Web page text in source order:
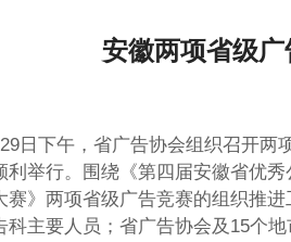
安徽两项省级
日下午，省广告协会组织召开两
利举行。围绕《第四届安徽省优
赛》两项省级广告竞赛的组织推
科主要人员；省广告协会及15个